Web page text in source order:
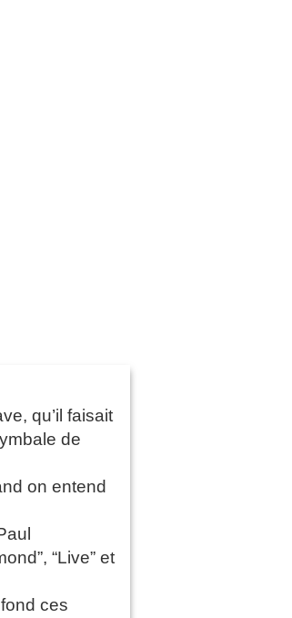
qu’il faisait
de
on entend
“Live” et
ces